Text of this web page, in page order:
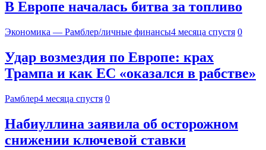
В Европе началась битва за топливо
Экономика — Рамблер/личные финансы4 месяца спустя 0
Удар возмездия по Европе: крах
Трампа и как ЕС «оказался в рабстве»
Рамблер4 месяца спустя 0
Набиуллина заявила об осторожном
снижении ключевой ставки